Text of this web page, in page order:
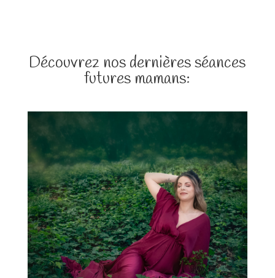
Découvrez nos dernières séances
futures mamans: